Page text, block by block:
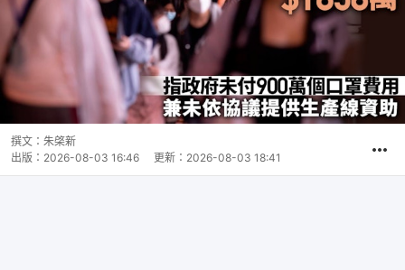
撰文： 朱棨新
出版： 2026-08-03 16:46 更新： 2026-08-03 18:41